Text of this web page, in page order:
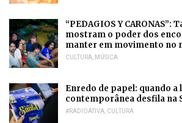
“PEDAGIOS Y CARONAS”:
mostram o poder dos
manter em movimento no
CULTURA MÚSICA
Enredo de papel: quando
contemporânea desfila na
#RADIOATIVA CULTURA